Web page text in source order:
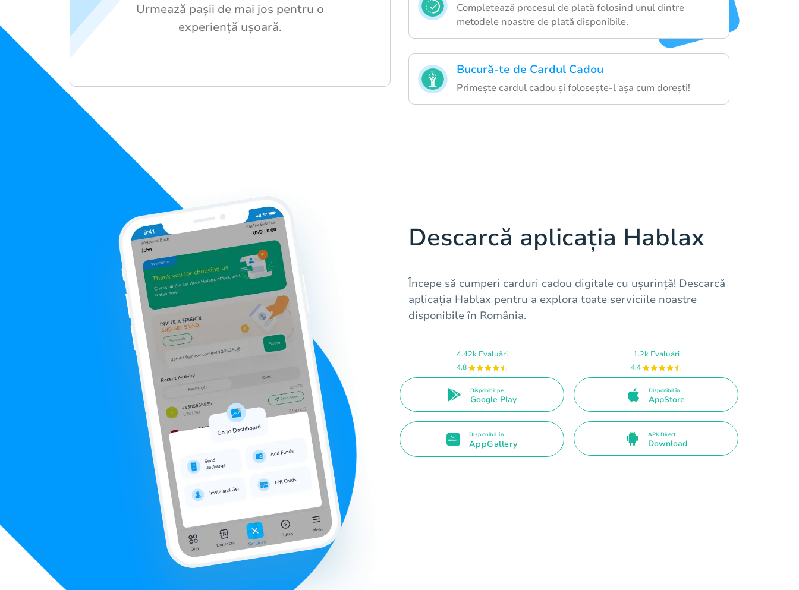
Completează procesul de plată folosind unul dintre
metodele noastre de plată disponibile.
Bucură-te de Cardul Cadou
Primește cardul cadou și folosește-l așa cum dorești!
Urmează pașii de mai jos pentru o
experiență ușoară.
Descarcă aplicația Hablax
Începe să cumperi carduri cadou digitale cu ușurință! Descarcă
aplicația Hablax pentru a explora toate serviciile noastre
disponibile în România.
4.42k Evaluări
4.8
Disponibil pe
Google Play
1.2k Evaluări
4.4
Disponibil în
AppStore
Disponibil în
AppGallery
APK Direct
Download